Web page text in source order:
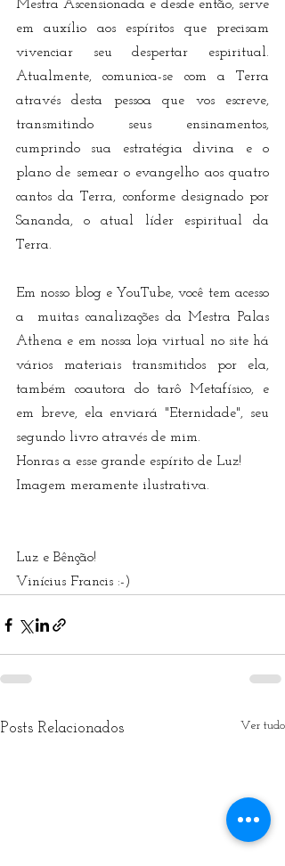
Mestra Ascensionada e desde então, serve
em auxílio aos espíritos que precisam
vivenciar seu despertar espiritual.
Atualmente, comunica-se com a Terra
através desta pessoa que vos escreve,
transmitindo seus ensinamentos,
cumprindo sua estratégia divina e o
plano de semear o evangelho aos quatro
cantos da Terra, conforme designado por
Sananda, o atual líder espiritual da
Terra.
Em nosso blog e YouTube, você tem acesso
a  muitas canalizações da Mestra Palas
Athena e em nossa loja virtual no site há
vários materiais transmitidos por ela,
também coautora do tarô Metafísico, e
em breve, ela enviará "Eternidade", seu
segundo livro através de mim.
Honras a esse grande espírito de Luz!
Imagem meramente ilustrativa.
Luz e Bênção!
Vinícius Francis :-)
Posts Relacionados Ver tudo